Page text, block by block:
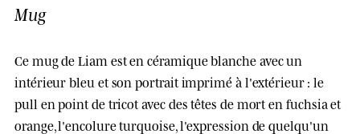
Mug
Ce mug de Liam est en céramique blanche avec un
intérieur bleu et son portrait imprimé à l'extérieur : le
pull en point de tricot avec des têtes de mort en fuchsia et
orange, l'encolure turquoise, l'expression de quelqu'un